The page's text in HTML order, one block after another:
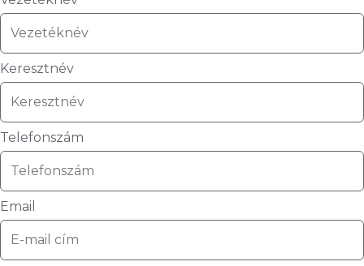
Keresztnév
Telefonszám
Email